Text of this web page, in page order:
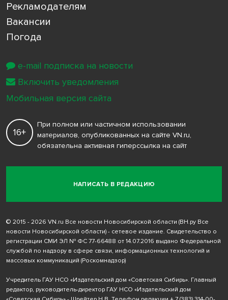
Рекламодателям
Вакансии
Погода
НАПИСАТЬ В РЕДАКЦИЮ
16+
При полном или частичном использовании
материалов, опубликованных на сайте VN.ru,
обязательна активная гиперссылка на сайт
© 2015 - 2026 VN.ru Все новости Новосибирской области (ВН.ру Все
новости Новосибирской области) - сетевое издание. Свидетельство о
регистрации СМИ ЭЛ № ФС 77-66488 от 14.07.2016 выдано Федеральной
службой по надзору в сфере связи, информационных технологий и
массовых коммуникаций (Роскомнадзор)
Учредитель ГАУ НСО «Издательский дом «Советская Сибирь». Главный
редактор, руководитель-директор ГАУ НСО «Издательский дом
e-mail подписка на новости
Включить уведомления
Мобильная версия сайта